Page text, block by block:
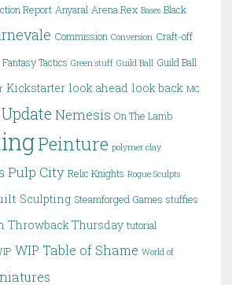
Report Anyaral Arena Rex Bases Black
Commission Conversion Craft-off
Tactics Green stuff Guild Ball Guild Ball
Kickstarter look ahead look back MC
Nemesis On The Lamb
Peinture polymer clay
Pulp City Relic Knights Rogue Sculpts
Sculpting Steamforged Games stuffies
Throwback Thursday tutorial
WIP Table of Shame World of